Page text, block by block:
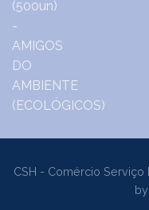
CSH - Comércio
by